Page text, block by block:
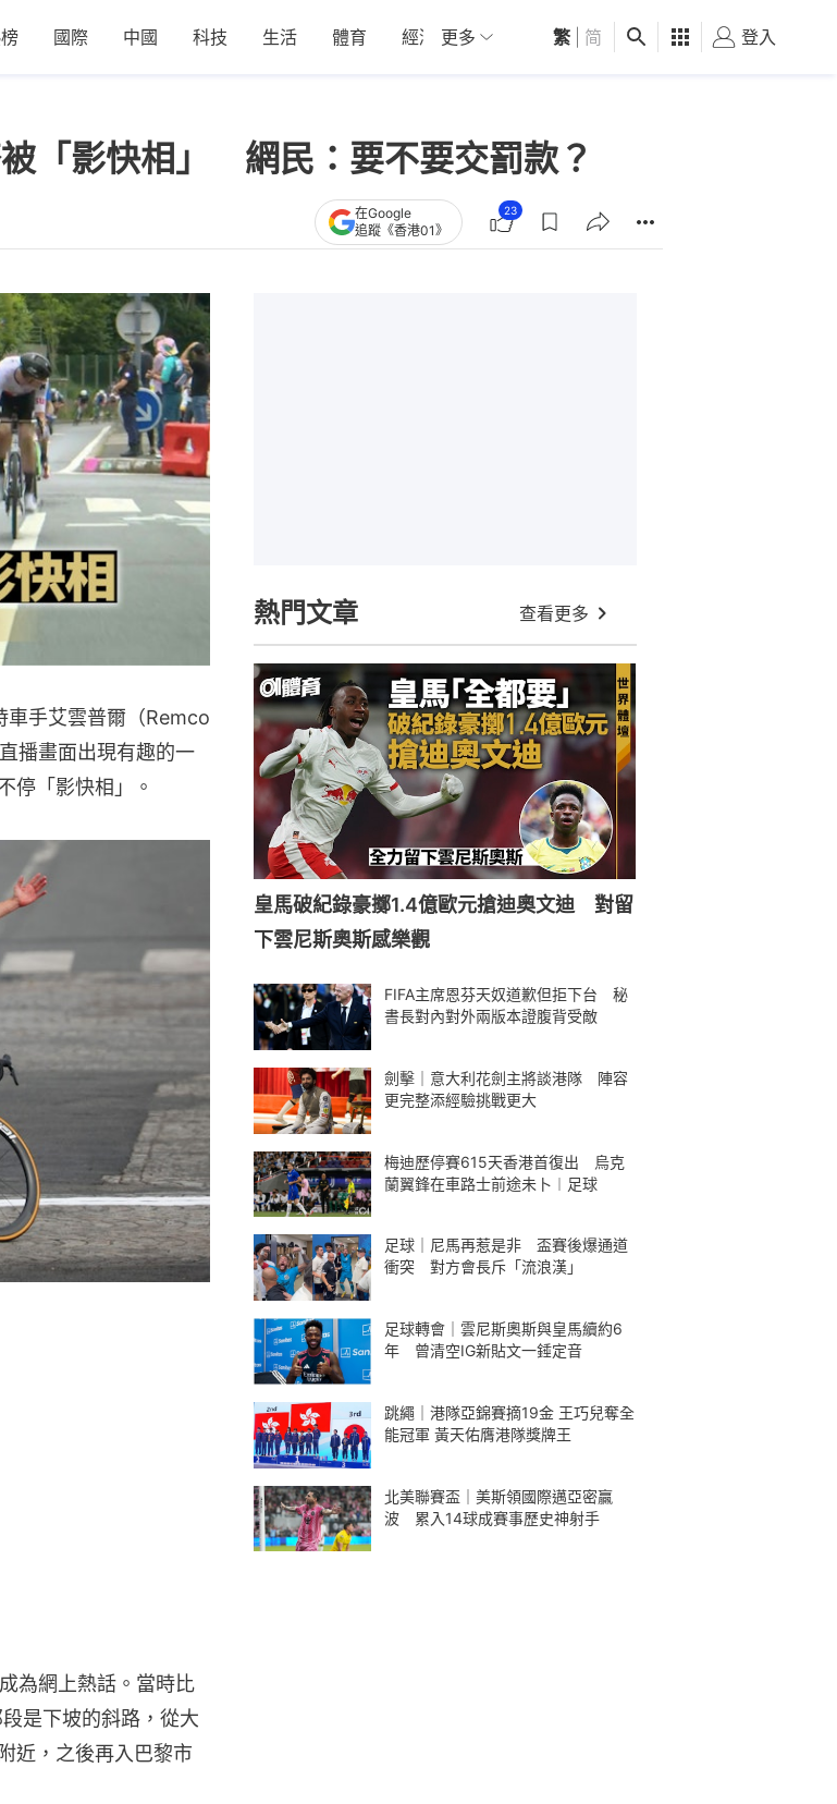
國際 中國 科技 生活 體育 經濟 01深圳 觀點 健康 好食玩飛
更多 繁 简 登入
「影快相」 網民：要不要交罰款？
在Google
追蹤《香港01》
23
車手艾雲普爾（Remco
播畫面出現有趣的一
停「影快相」。
為網上熱話。當時比
是下坡的斜路，從大
近，之後再入巴黎市
熱門文章 查看更多
皇馬破紀錄豪擲1.4億歐元搶迪奧文迪 對留
下雲尼斯奧斯感樂觀
FIFA主席恩芬天奴道歉但拒下台 秘
書長對內對外兩版本證腹背受敵
劍擊｜意大利花劍主將談港隊 陣容
更完整添經驗挑戰更大
梅迪歷停賽615天香港首復出 烏克
蘭翼鋒在車路士前途未卜︱足球
足球｜尼馬再惹是非 盃賽後爆通道
衝突 對方會長斥「流浪漢」
足球轉會｜雲尼斯奧斯與皇馬續約6
年 曾清空IG新貼文一錘定音
跳繩｜港隊亞錦賽摘19金 王巧兒奪全
能冠軍 黃天佑膺港隊獎牌王
北美聯賽盃｜美斯領國際邁亞密贏
波 累入14球成賽事歷史神射手